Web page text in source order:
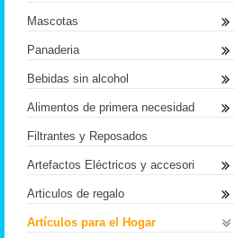
Mascotas
Panaderia
Bebidas sin alcohol
Alimentos de primera necesidad
Filtrantes y Reposados
Artefactos Eléctricos y accesori
Articulos de regalo
Artículos para el Hogar